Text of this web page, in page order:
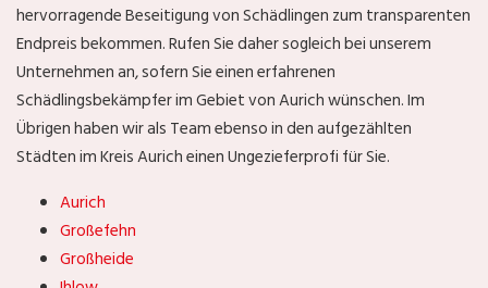
hervorragende Beseitigung von Schädlingen zum transparenten
Endpreis bekommen. Rufen Sie daher sogleich bei unserem
Unternehmen an, sofern Sie einen erfahrenen
Schädlingsbekämpfer im Gebiet von Aurich wünschen. Im
Übrigen haben wir als Team ebenso in den aufgezählten
Städten im Kreis Aurich einen Ungezieferprofi für Sie.
Aurich
Großefehn
Großheide